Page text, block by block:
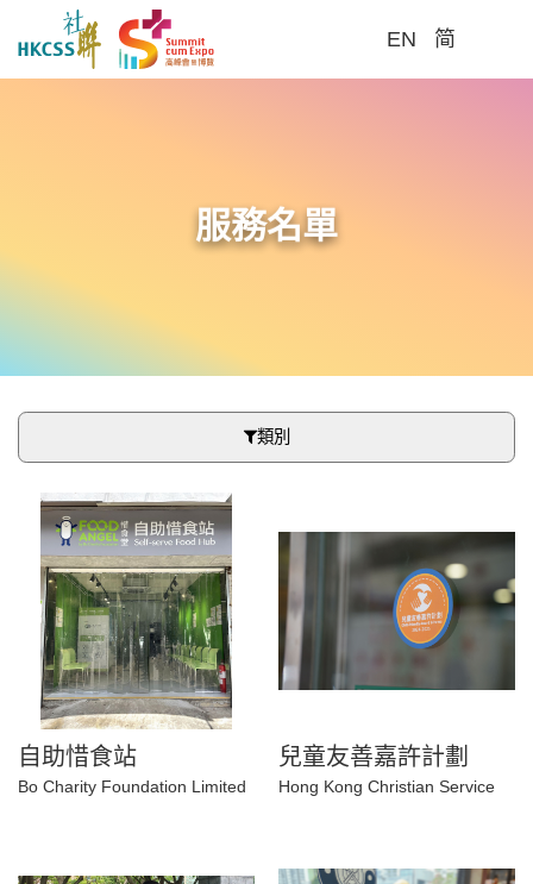
EN 简
服務名單
類別
自助惜食站
Bo Charity Foundation Limited
兒童友善嘉許計劃
Hong Kong Christian Service